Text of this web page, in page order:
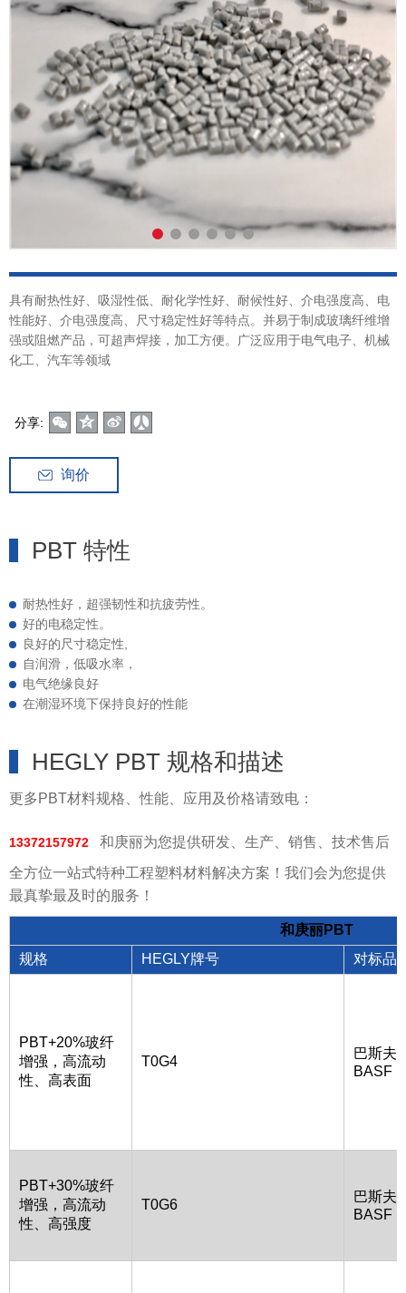
具有耐热性好、吸湿性低、耐化学性好、耐候性好、介电强度高、电
性能好、介电强度高、尺寸稳定性好等特点。并易于制成玻璃纤维增
强或阻燃产品，可超声焊接，加工方便。广泛应用于电气电子、机械
化工、汽车等领域
分享:
询价
PBT 特性
耐热性好，超强韧性和抗疲劳性。
好的电稳定性。
良好的尺寸稳定性,
自润滑，低吸水率，
电气绝缘良好
在潮湿环境下保持良好的性能
HEGLY PBT 规格和描述
更多PBT材料规格、性能、应用及价格请致电：
13372157972
和庚丽为您提供研发、生产、销售、技术售后
全方位一站式特种工程塑料材料解决方案！我们会为您提供
最真挚最及时的服务！
和庚丽PBT
规格
HEGLY牌号 对标品
PBT+20%玻纤
增强，高流动
性、高表面
T0G4
巴斯夫
BASF
PBT+30%玻纤
增强，高流动
性、高强度
T0G6
巴斯夫
BASF